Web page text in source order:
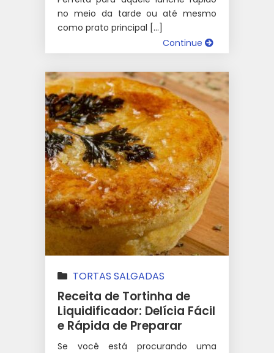
no meio da tarde ou até mesmo
como prato principal […]
Continue
TORTAS SALGADAS
Receita de Tortinha de
Liquidificador: Delícia Fácil
e Rápida de Preparar
Se você está procurando uma